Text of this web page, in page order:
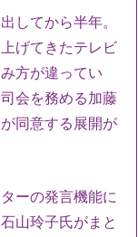
してから半年。
げてきたテレビ
方が違ってい
会を務める加藤
同意する展開が
ーの発言機能に
山玲子氏がまと